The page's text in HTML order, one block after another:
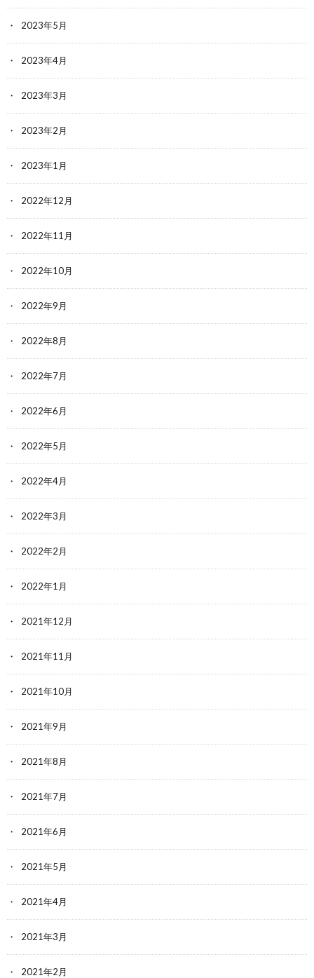
2023年5月
2023年4月
2023年3月
2023年2月
2023年1月
2022年12月
2022年11月
2022年10月
2022年9月
2022年8月
2022年7月
2022年6月
2022年5月
2022年4月
2022年3月
2022年2月
2022年1月
2021年12月
2021年11月
2021年10月
2021年9月
2021年8月
2021年7月
2021年6月
2021年5月
2021年4月
2021年3月
2021年2月